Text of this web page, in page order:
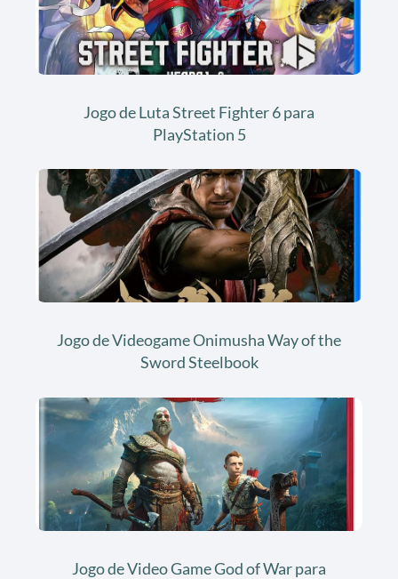
Jogo de Luta Street Fighter 6 para
PlayStation 5
Jogo de Videogame Onimusha Way of the
Sword Steelbook
Jogo de Video Game God of War para